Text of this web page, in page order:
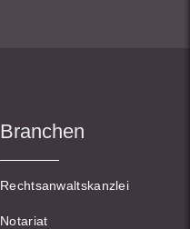
Branchen
Rechtsanwaltskanzlei
Notariat